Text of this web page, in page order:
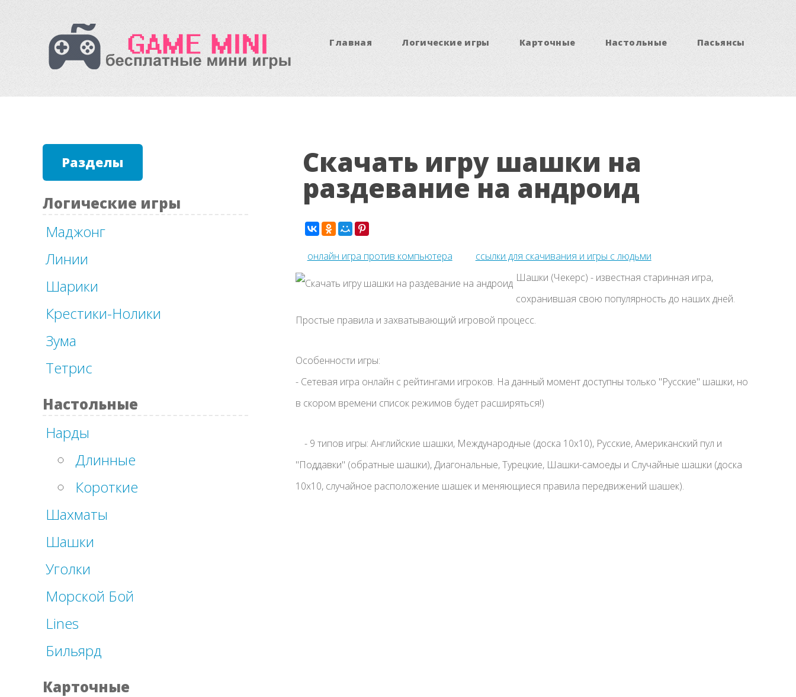
Главная Логические игры Карточные Настольные Пасьянсы
Разделы
Логические игры
Маджонг
Линии
Шарики
Крестики-Нолики
Зума
Тетрис
Настольные
Нарды
Длинные
Короткие
Шахматы
Шашки
Уголки
Морской Бой
Lines
Бильярд
Карточные
Скачать игру шашки на
раздевание на андроид
онлайн игра против компьютера
ссылки для скачивания и игры с людьми
Шашки (Чекерс) - известная старинная игра,
сохранившая свою популярность до наших дней.
Простые правила и захватывающий игровой процесс.
Особенности игры:
- Сетевая игра онлайн с рейтингами игроков. На данный момент доступны только "Русские" шашки, но
в скором времени список режимов будет расширяться!)
- 9 типов игры: Английские шашки, Международные (доска 10x10), Русские, Американский пул и
"Поддавки" (обратные шашки), Диагональные, Турецкие, Шашки-самоеды и Случайные шашки (доска
10х10, случайное расположение шашек и меняющиеся правила передвижений шашек).